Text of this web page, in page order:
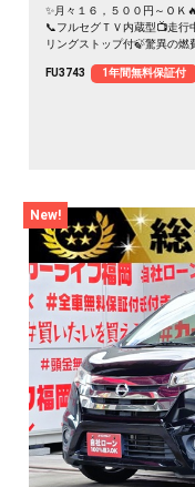
✨月々１６，５００円～ＯＫ
📞フルセグＴＶ内蔵型📺走行
リングストップ付🍃驚異の燃
【carlifegroup.fukuoka.jp/】
FU3743 1年間無料保証付
New!